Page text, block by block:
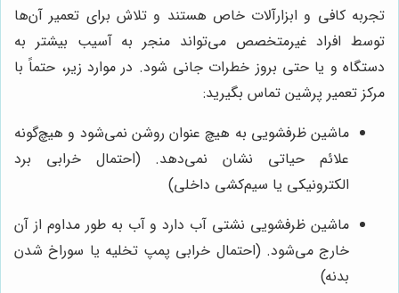
تجربه کافی و ابزارآلات خاص هستند و تلاش برای تعمیر آن‌ها
توسط افراد غیرمتخصص می‌تواند منجر به آسیب بیشتر به
دستگاه و یا حتی بروز خطرات جانی شود. در موارد زیر، حتماً با
مرکز تعمیر پرشین تماس بگیرید:
ماشین ظرفشویی به هیچ عنوان روشن نمی‌شود و هیچ‌گونه
علائم حیاتی نشان نمی‌دهد. (احتمال خرابی برد
الکترونیکی یا سیم‌کشی داخلی)
ماشین ظرفشویی نشتی آب دارد و آب به طور مداوم از آن
خارج می‌شود. (احتمال خرابی پمپ تخلیه یا سوراخ شدن
بدنه)